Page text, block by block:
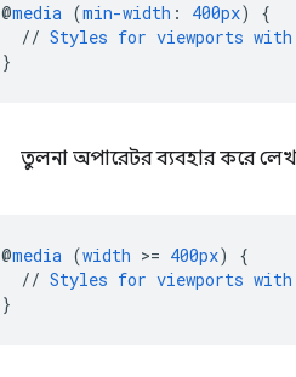
@media (min-width : 400px)
{
// Styles for viewports with
}
তুলনা অপারেটর ব্যবহার করে
@media (width >= 400px)
{
// Styles for viewports with
}